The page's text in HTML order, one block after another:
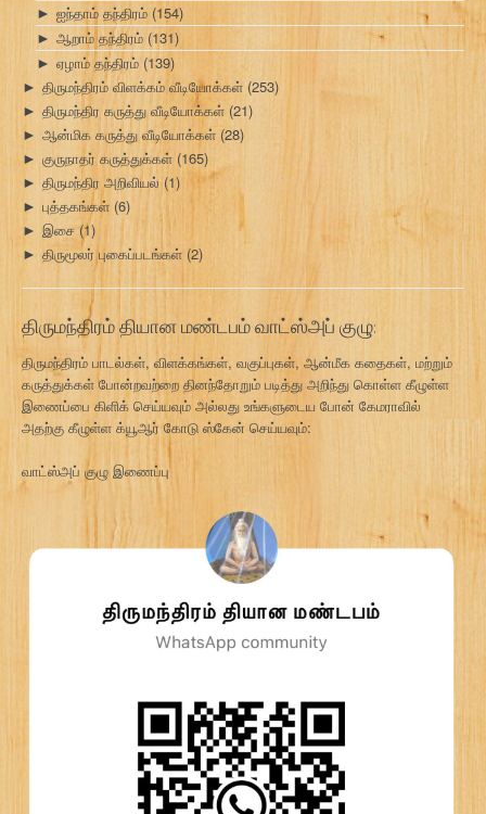
► ஐந்தாம் தந்திரம் (154)
► ஆறாம் தந்திரம் (131)
► ஏழாம் தந்திரம் (139)
► திருமந்திரம் விளக்கம் வீடியோக்கள் (253)
► திருமந்திர கருத்து வீடியோக்கள் (21)
► ஆன்மிக கருத்து வீடியோக்கள் (28)
► குருநாதர் கருத்துக்கள் (165)
► திருமந்திர அறிவியல் (1)
► புத்தகங்கள் (6)
► இசை (1)
► திருமூலர் புகைப்படங்கள் (2)
திருமந்திரம் தியான மண்டபம் வாட்ஸ்அப் குழு:
திருமந்திரம் பாடல்கள், விளக்கங்கள், வகுப்புகள், ஆன்மீக கதைகள், மற்றும்
கருத்துக்கள் போன்றவற்றை தினந்தோறும் படித்து அறிந்து கொள்ள கீழுள்ள
இணைப்பை கிளிக் செய்யவும் அல்லது உங்களுடைய போன் கேமராவில்
அதற்கு கீழுள்ள க்யூஆர் கோடு ஸ்கேன் செய்யவும்:
வாட்ஸ்அப் குழு இணைப்பு